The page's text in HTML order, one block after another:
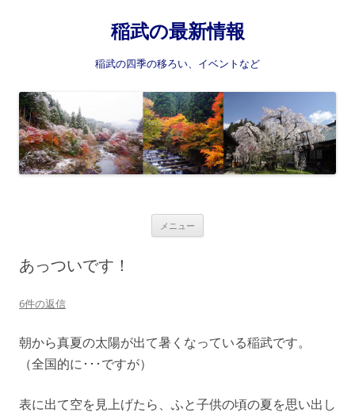
稲武の最新情報
稲武の四季の移ろい、イベントなど
メニュー
プ
あっついです！
6件の返信
朝から真夏の太陽が出て暑くなっている稲武です。
（全国的に･･･ですが）
表に出て空を見上げたら、ふと子供の頃の夏を思い出し